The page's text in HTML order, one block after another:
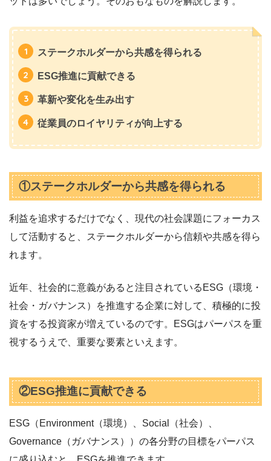
ステークホルダーから共感を得られる
ESG推進に貢献できる
革新や変化を生み出す
従業員のロイヤリティが向上する
①ステークホルダーから共感を得られる
利益を追求するだけでなく、現代の社会課題にフォーカス
して活動すると、ステークホルダーから信頼や共感を得ら
れます。
近年、社会的に意義があると注目されているESG（環境・
社会・ガバナンス）を推進する企業に対して、積極的に投
資をする投資家が増えているのです。ESGはパーパスを重
視するうえで、重要な要素といえます。
②ESG推進に貢献できる
ESG（Environment（環境）、Social（社会）、
Governance（ガバナンス））の各分野の目標をパーパス